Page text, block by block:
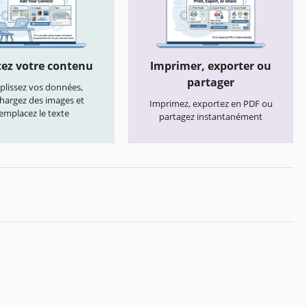
votre contenu
vos données,
des images et
le texte
Imprimer, exporter ou
partager
Imprimez, exportez en PDF ou
partagez instantanément